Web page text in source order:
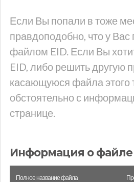
Если Вы попали в тоже
правдоподобно, что у
файлом EID. Если Вы
EID, либо решить другую
касающуюся файла этого
обстоятельно с
странице.
Информация о файле
Полное название файла